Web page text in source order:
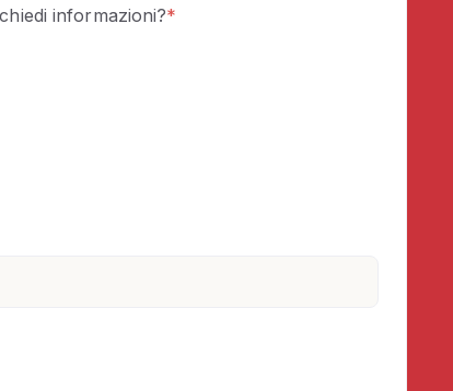
informazioni?*